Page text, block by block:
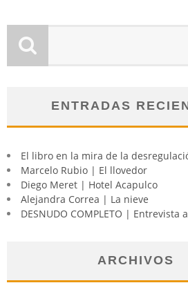
ENTRADAS
El libro en la mira de la
Marcelo Rubio | El llovedor
Diego Meret | Hotel Acapulco
Alejandra Correa | La nieve
DESNUDO COMPLETO | Entrevista
ARCHIVOS